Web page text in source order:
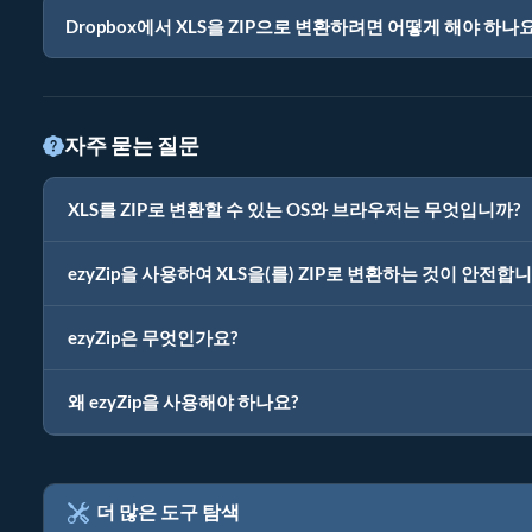
Dropbox에서 XLS을 ZIP으로 변환하려면 어떻게 해야 하나
자주 묻는 질문
XLS를 ZIP로 변환할 수 있는 OS와 브라우저는 무엇입니까?
ezyZip을 사용하여 XLS을(를) ZIP로 변환하는 것이 안전합
ezyZip은 무엇인가요?
왜 ezyZip을 사용해야 하나요?
더 많은 도구 탐색